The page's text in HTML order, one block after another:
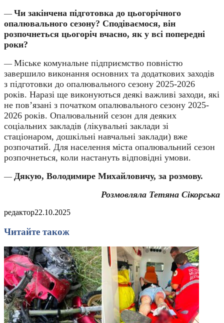
— Чи закінчена підготовка до цьогорічного
опалювального сезону? Сподіваємося, він
розпочнеться цьогоріч вчасно, як у всі попередні
роки?
— Міське комунальне підприємство повністю
завершило виконання основних та додаткових заходів
з підготовки до опалювального сезону 2025-2026
років. Наразі ще виконуються деякі важливі заходи, які
не пов’язані з початком опалювального сезону 2025-
2026 років. Опалювальний сезон для деяких
соціальних закладів (лікувальні заклади зі
стаціонаром, дошкільні навчальні заклади) вже
розпочатий. Для населення міста опалювальний сезон
розпочнеться, коли настануть відповідні умови.
— Дякую, Володимире Михайловичу, за розмову.
Розмовляла Тетяна Сікорська
редактор22.10.2025
Читайте також